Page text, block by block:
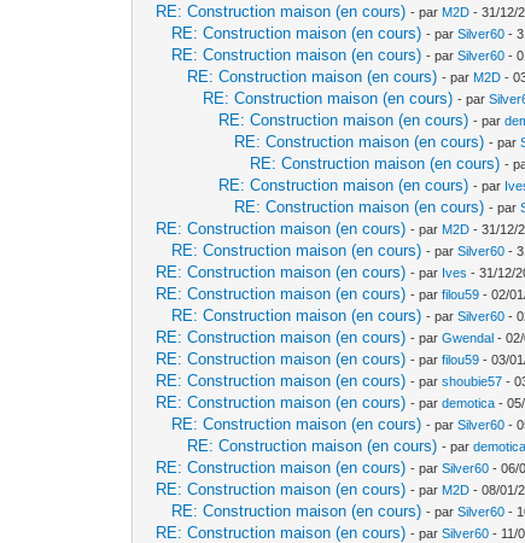
RE: Construction maison (en cours) - par M2D - 31/12/
RE: Construction maison (en cours) - parSilver60 -
RE: Construction maison (en cours) - parSilver60 -
RE: Construction maison (en cours) - par M2D -
RE: Construction maison (en cours) - par
RE: Construction maison (en cours) - par
RE: Construction maison (en cours) - par
RE: Construction maison (en cours) -
RE: Construction maison (en cours) - par
RE: Construction maison (en cours) - par
RE: Construction maison (en cours) - par M2D - 31/12/
RE: Construction maison (en cours) - parSilver60 -
RE: Construction maison (en cours) - par Ives - 31/12/
RE: Construction maison (en cours) - parfilou59 - 02/
RE: Construction maison (en cours) - parSilver60 -
RE: Construction maison (en cours) - parGwendal -
RE: Construction maison (en cours) - parfilou59 - 03/
RE: Construction maison (en cours) - parshoubie57 -
RE: Construction maison (en cours) - pardemotica -
RE: Construction maison (en cours) - parSilver60 -
RE: Construction maison (en cours) - pardemotica
RE: Construction maison (en cours) - parSilver60 - 06/
RE: Construction maison (en cours) - par M2D - 08/01/
RE: Construction maison (en cours) - parSilver60 -
RE: Construction maison (en cours) - parSilver60 - 11/